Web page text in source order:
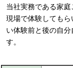
当社実務である家
現場で体験しても
い体験前と後の自
す。